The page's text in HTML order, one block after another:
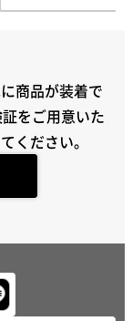
商品が装着で
をご用意いた
ください。